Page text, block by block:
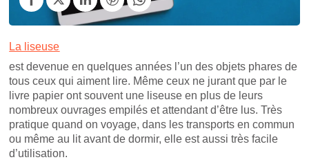
La liseuse
est devenue en quelques années l’un des objets phares de
tous ceux qui aiment lire. Même ceux ne jurant que par le
livre papier ont souvent une liseuse en plus de leurs
nombreux ouvrages empilés et attendant d’être lus. Très
pratique quand on voyage, dans les transports en commun
ou même au lit avant de dormir, elle est aussi très facile
d’utilisation.